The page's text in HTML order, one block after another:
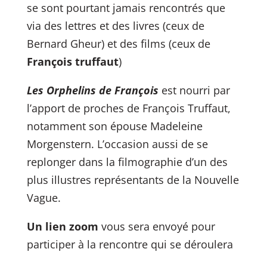
se sont pourtant jamais rencontrés que
via des lettres et des livres (ceux de
Bernard Gheur) et des films (ceux de
François truffaut)
Les Orphelins de François est nourri par
l’apport de proches de François Truffaut,
notamment son épouse Madeleine
Morgenstern. L’occasion aussi de se
replonger dans la filmographie d’un des
plus illustres représentants de la Nouvelle
Vague.
Un lien zoom vous sera envoyé pour
participer à la rencontre qui se déroulera